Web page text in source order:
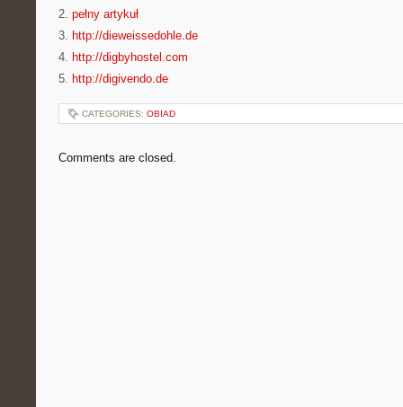
2. pełny artykuł
3. http://dieweissedohle.de
4. http://digbyhostel.com
5. http://digivendo.de
CATEGORIES: OBIAD
Comments are closed.